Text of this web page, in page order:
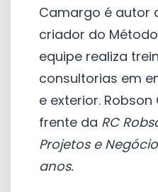
Camargo é autor
criador do Método
equipe realiza
consultorias em
e exterior.
frente da RC
Projetos e
anos.